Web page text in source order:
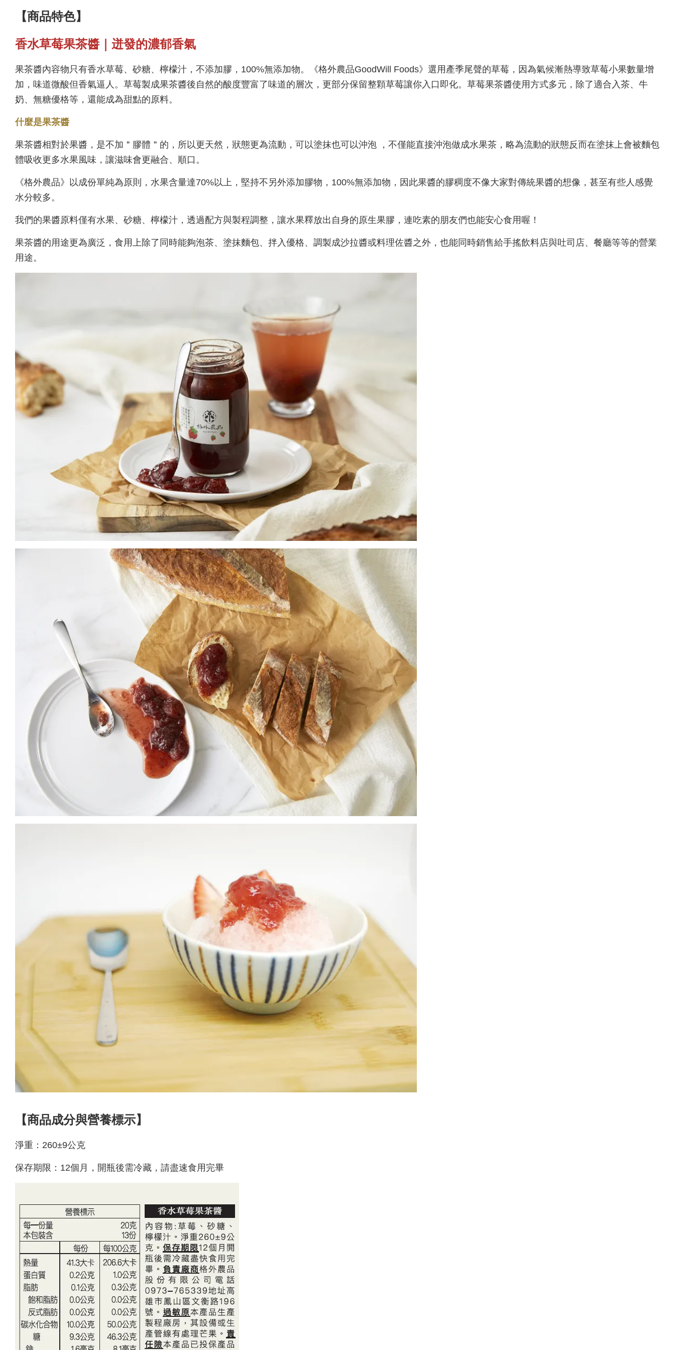
【商品特色】
香水草莓果茶醬｜迸發的濃郁香氣
果茶醬內容物只有香水草莓、砂糖、檸檬汁，不添加膠，100%無添加物。《格外農品GoodWill Foods》選用產季尾聲的草莓，因為氣候漸熱導致草莓小果數量增
加，味道微酸但香氣逼人。草莓製成果茶醬後自然的酸度豐富了味道的層次，更部分保留整顆草莓讓你入口即化。草莓果茶醬使用方式多元，除了適合入茶、牛
奶、無糖優格等，還能成為甜點的原料。
什麼是果茶醬
果茶醬相對於果醬，是不加＂膠體＂的，所以更天然，狀態更為流動，可以塗抹也可以沖泡 ，不僅能直接沖泡做成水果茶，略為流動的狀態反而在塗抹上會被麵包
體吸收更多水果風味，讓滋味會更融合、順口。
《格外農品》以成份單純為原則，水果含量達70%以上，堅持不另外添加膠物，100%無添加物，因此果醬的膠稠度不像大家對傳統果醬的想像，甚至有些人感覺
水分較多。
我們的果醬原料僅有水果、砂糖、檸檬汁，透過配方與製程調整，讓水果釋放出自身的原生果膠，連吃素的朋友們也能安心食用喔！
果茶醬的用途更為廣泛，食用上除了同時能夠泡茶、塗抹麵包、拌入優格、調製成沙拉醬或料理佐醬之外，也能同時銷售給手搖飲料店與吐司店、餐廳等等的營業
用途。
【商品成分與營養標示】
淨重：260±9公克
保存期限：12個月，開瓶後需冷藏，請盡速食用完畢